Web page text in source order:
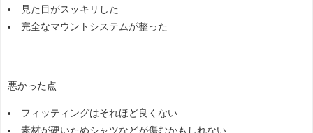
見た目がスッキリした
完全なマウントシステムが整った
悪かった点
フィッティングはそれほど良くない
素材が硬いためシャツなどが傷むかもしれない